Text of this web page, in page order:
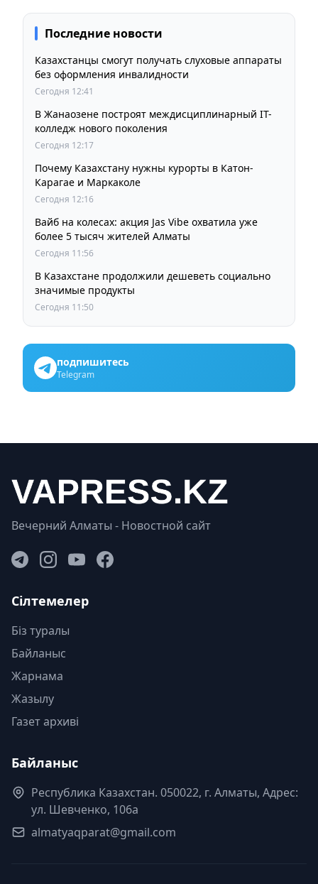
Последние новости
Казахстанцы смогут получать слуховые аппараты
без оформления инвалидности
Сегодня 12:41
В Жанаозене построят междисциплинарный IT-
колледж нового поколения
Сегодня 12:17
Почему Казахстану нужны курорты в Катон-
Карагае и Маркаколе
Сегодня 12:16
Вайб на колесах: акция Jas Vibe охватила уже
более 5 тысяч жителей Алматы
Сегодня 11:56
В Казахстане продолжили дешеветь социально
значимые продукты
Сегодня 11:50
подпишитесь
Telegram
Вечерний Алматы - Новостной сайт
Сілтемелер
Біз туралы
Байланыс
Жарнама
Жазылу
Газет архиві
Байланыс
Республика Казахстан. 050022, г. Алматы, Адрес:
ул. Шевченко, 106а
almatyaqparat@gmail.com